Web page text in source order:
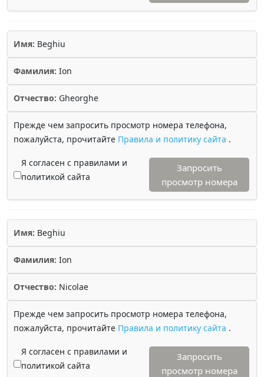
Имя: Beghiu
Фамилия: Ion
Отчество: Gheorghe
Прежде чем запросить просмотр номера телефона,
пожалуйста, прочитайте Правила и политику сайта .
Я согласен с правилами и
политикой сайта
Запросить
просмотр номера
Имя: Beghiu
Фамилия: Ion
Отчество: Nicolae
Прежде чем запросить просмотр номера телефона,
пожалуйста, прочитайте Правила и политику сайта .
Я согласен с правилами и
политикой сайта
Запросить
просмотр номера